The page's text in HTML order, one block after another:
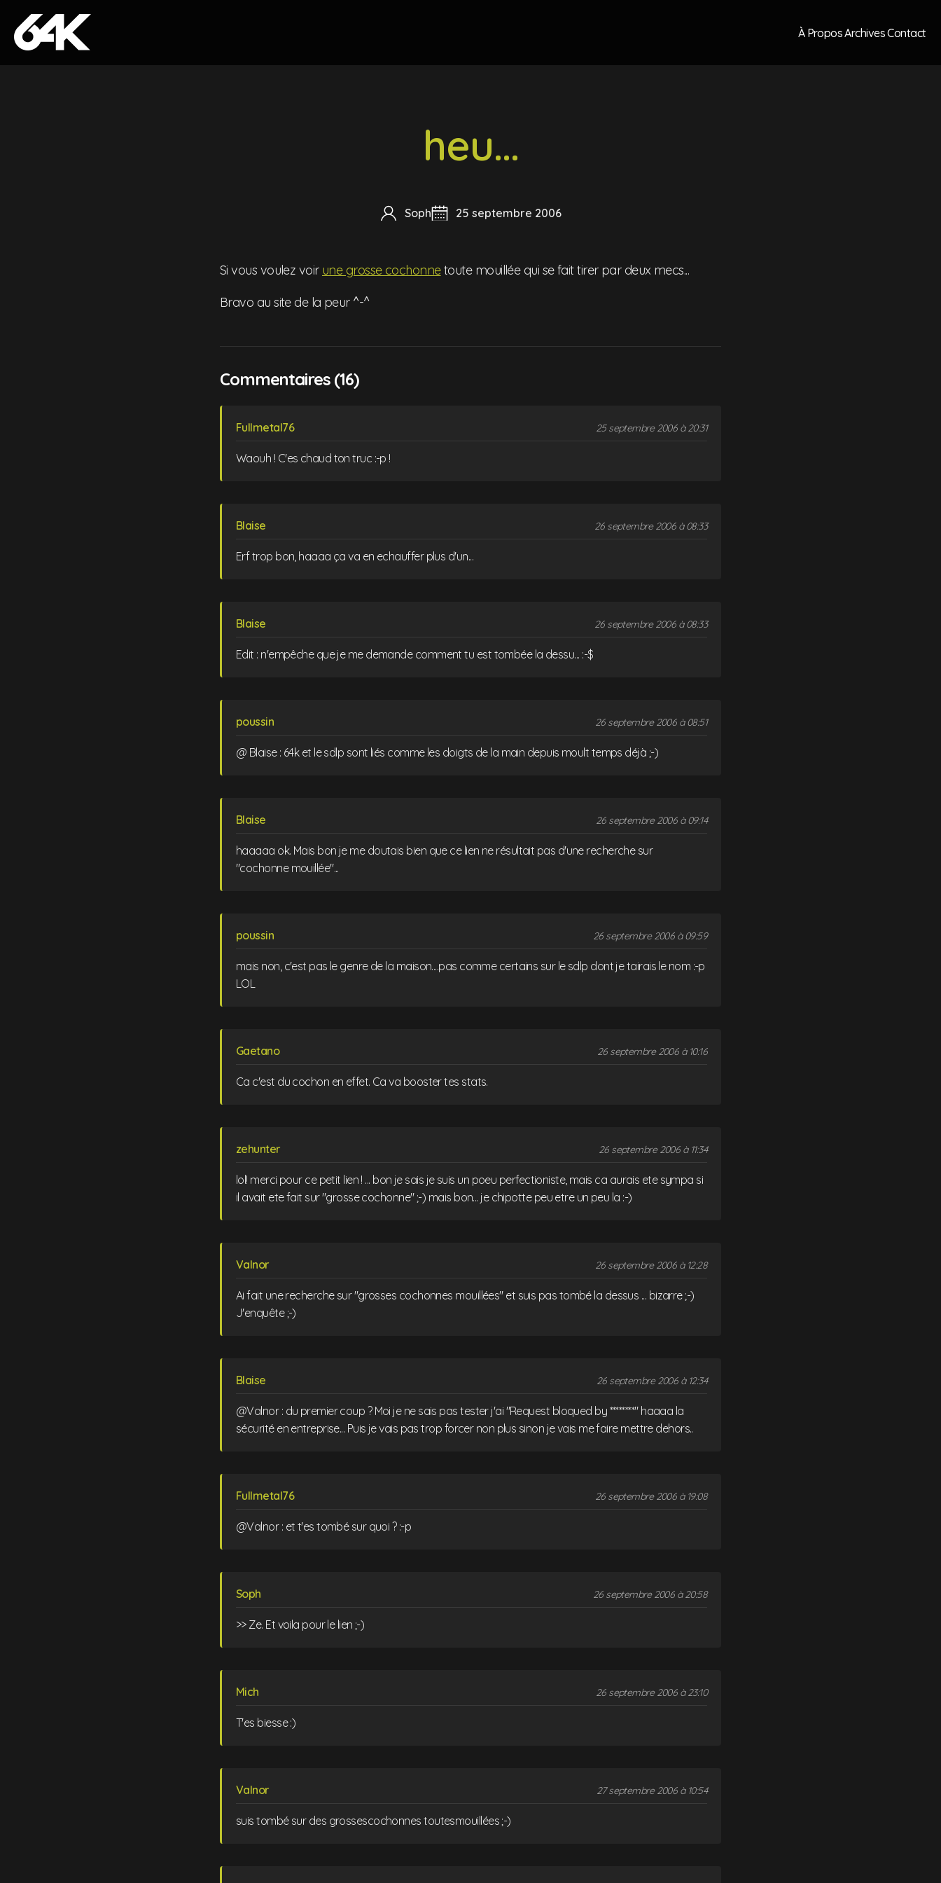
Skip to content
À ProposArchivesContact
heu...
Soph 25 septembre 2006
Si vous voulez voir une grosse cochonnetoute mouillée qui se fait tirer par deux mecs...
Bravo au site de la peur ^-^
Commentaires (16)
Fullmetal76 25 septembre 2006 à 20:31
Waouh ! C'es chaud ton truc :-p !
Blaise 26 septembre 2006 à 08:33
Erf trop bon, haaaa ça va en echauffer plus d'un...
Blaise 26 septembre 2006 à 08:33
Edit : n'empêche que je me demande comment tu est tombée la dessu... :-$
poussin 26 septembre 2006 à 08:51
@ Blaise : 64k et le sdlp sont liés comme les doigts de la main depuis moult temps déjà ;-)
Blaise 26 septembre 2006 à 09:14
haaaaa ok. Mais bon je me doutais bien que ce lien ne résultait pas d'une recherche sur
"cochonne mouillée"...
poussin 26 septembre 2006 à 09:59
mais non, c'est pas le genre de la maison....pas comme certains sur le sdlp dont je tairais le nom :-p
LOL
Gaetano 26 septembre 2006 à 10:16
Ca c'est du cochon en effet. Ca va booster tes stats.
zehunter 26 septembre 2006 à 11:34
lol! merci pour ce petit lien ! ... bon je sais je suis un poeu perfectioniste, mais ca aurais ete sympa si
il avait ete fait sur "grosse cochonne" ;-) mais bon... je chipotte peu etre un peu la :-)
Valnor 26 septembre 2006 à 12:28
Ai fait une recherche sur "grosses cochonnes mouillées" et suis pas tombé la dessus ... bizarre ;-)
J'enquête ;-)
Blaise 26 septembre 2006 à 12:34
@Valnor : du premier coup ? Moi je ne sais pas tester j'ai "Request bloqued by ********" haaaa la
sécurité en entreprise... Puis je vais pas trop forcer non plus sinon je vais me faire mettre dehors..
Fullmetal76 26 septembre 2006 à 19:08
@Valnor : et t'es tombé sur quoi ? :-p
Soph 26 septembre 2006 à 20:58
>> Ze. Et voila pour le lien ;-)
Mich 26 septembre 2006 à 23:10
T'es biesse :)
Valnor 27 septembre 2006 à 10:54
suis tombé sur des grossescochonnes toutesmouillées ;-)